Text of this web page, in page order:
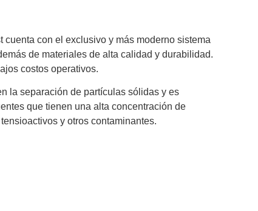
cuenta con el exclusivo y más moderno sistema
de materiales de alta calidad y durabilidad.
costos operativos.
la separación de partículas sólidas y es
que tienen una alta concentración de
y otros contaminantes.